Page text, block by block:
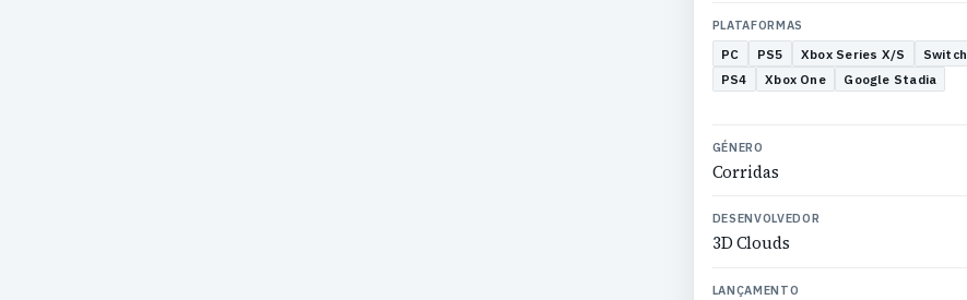
PLATAFORMAS
PC PS5 Xbox Series X/S
Switch
PS4
Xbox One Google Stadia
GÉNERO
Corridas
DESENVOLVEDOR
3D Clouds
LANÇAMENTO